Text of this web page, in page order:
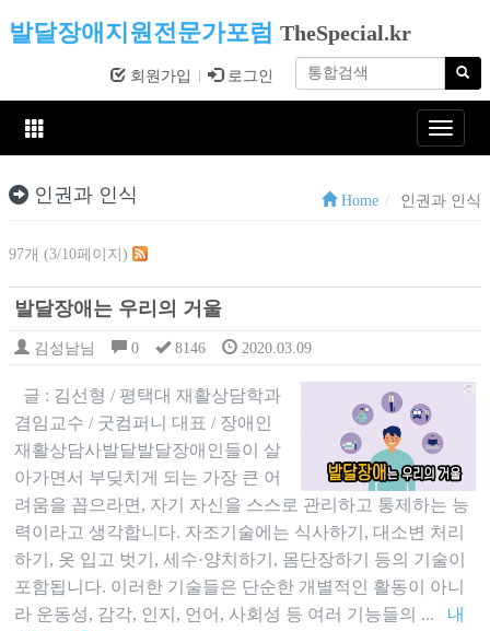
발달장애지원전문가포럼 TheSpecial.kr
회원가입 로그인
Toggle
인권과 인식 Home 인권과 인식
97개 (3/10페이지)
발달장애는 우리의 거울
김성남님 0 8146 2020.03.09
글 : 김선형 / 평택대 재활상담학과
겸임교수 / 굿컴퍼니 대표 / 장애인
재활상담사발달발달장애인들이 살
아가면서 부딪치게 되는 가장 큰 어
려움을 꼽으라면, 자기 자신을 스스로 관리하고 통제하는 능
력이라고 생각합니다. 자조기술에는 식사하기, 대소변 처리
하기, 옷 입고 벗기, 세수·양치하기, 몸단장하기 등의 기술이
포함됩니다. 이러한 기술들은 단순한 개별적인 활동이 아니
라 운동성, 감각, 인지, 언어, 사회성 등 여러 기능들의 ... 내